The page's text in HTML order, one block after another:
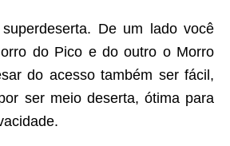
De um lado você
do Pico e do outro o Morro
do acesso também ser fácil,
ser meio deserta, ótima para